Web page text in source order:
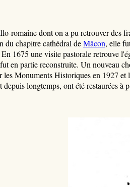
romaine dont on a pu retrouver des
du chapitre cathédral deMâcon, elle
1675 une visite pastorale retrouve
en partie reconstruite. Un nouveau
Monuments Historiques en 1927
longtemps, ont été restaurées à